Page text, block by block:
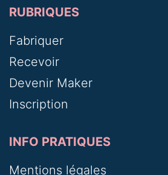
RUBRIQUES
Fabriquer
Recevoir
Devenir Maker
Inscription
INFO PRATIQUES
Mentions légales